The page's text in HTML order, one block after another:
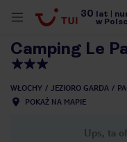
30 lat
w
Camping Le
WŁOCHY JEZIORO GARDA
POKAŻ NA MAPIE
Ups, ta